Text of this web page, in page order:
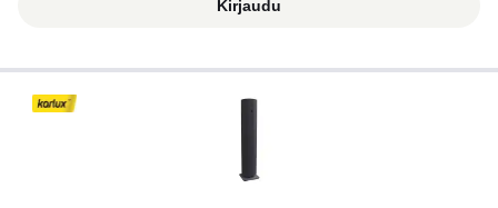
Kirjaudu